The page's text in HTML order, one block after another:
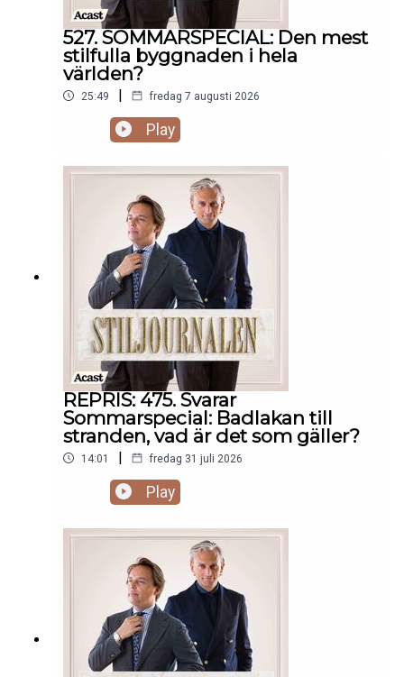
527. SOMMARSPECIAL: Den mest
stilfulla byggnaden i hela
världen?
25:49 | fredag 7 augusti 2026
Play
REPRIS: 475. Svarar
Sommarspecial: Badlakan till
stranden, vad är det som gäller?
14:01 | fredag 31 juli 2026
Play